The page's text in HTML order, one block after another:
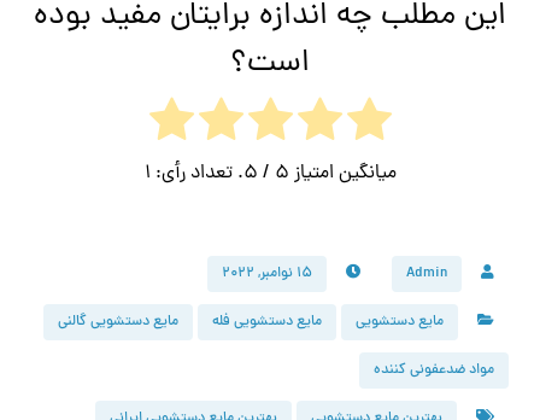
این مطلب چه اندازه برایتان مفید بوده
است؟
میانگین امتیاز 5 / 5. تعداد رأی: 1
Admin ۱۵ نوامبر, ۲۰۲۲
مایع دستشویی مایع دستشویی فله مایع دستشویی گالنی
مواد ضدعفونی کننده